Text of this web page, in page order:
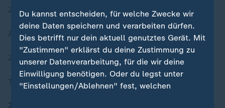
Zuletzt veröffentlicht
Aktuelle Sendungs-Videos
ZDFheute Stories
Themen im Überblick
Du kannst entscheiden, für welche Zwecke wir
deine Daten speichern und verarbeiten dürfen.
Dies betrifft nur dein aktuell genutztes Gerät. Mit
"Zustimmen" erklärst du deine Zustimmung zu
unserer Datenverarbeitung, für die wir deine
Einwilligung benötigen. Oder du legst unter
"Einstellungen/Ablehnen" fest, welchen